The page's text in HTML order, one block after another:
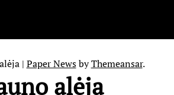
| Paper NewsbyThemeansar.
alėja